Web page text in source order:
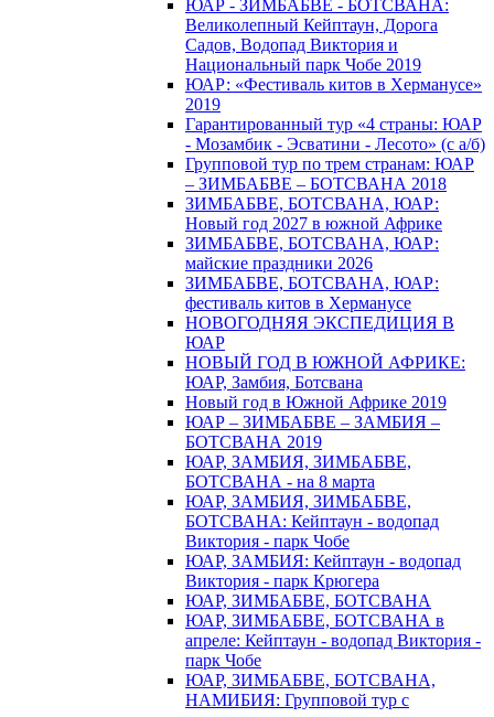
ЮАР - ЗИМБАБВЕ - БОТСВАНА:
Великолепный Кейптаун, Дорога
Садов, Водопад Виктория и
Национальный парк Чобе 2019
ЮАР: «Фестиваль китов в Херманусе»
2019
Гарантированный тур «4 страны: ЮАР
- Мозамбик - Эсватини - Лесото» (с а/б)
Групповой тур по трем странам: ЮАР
– ЗИМБАБВЕ – БОТСВАНА 2018
ЗИМБАБВЕ, БОТСВАНА, ЮАР:
Новый год 2027 в южной Африке
ЗИМБАБВЕ, БОТСВАНА, ЮАР:
майские праздники 2026
ЗИМБАБВЕ, БОТСВАНА, ЮАР:
фестиваль китов в Херманусе
НОВОГОДНЯЯ ЭКСПЕДИЦИЯ В
ЮАР
НОВЫЙ ГОД В ЮЖНОЙ АФРИКЕ:
ЮАР, Замбия, Ботсвана
Новый год в Южной Африке 2019
ЮАР – ЗИМБАБВЕ – ЗАМБИЯ –
БОТСВАНА 2019
ЮАР, ЗАМБИЯ, ЗИМБАБВЕ,
БОТСВАНА - на 8 марта
ЮАР, ЗАМБИЯ, ЗИМБАБВЕ,
БОТСВАНА: Кейптаун - водопад
Виктория - парк Чобе
ЮАР, ЗАМБИЯ: Кейптаун - водопад
Виктория - парк Крюгера
ЮАР, ЗИМБАБВЕ, БОТСВАНА
ЮАР, ЗИМБАБВЕ, БОТСВАНА в
апреле: Кейптаун - водопад Виктория -
парк Чобе
ЮАР, ЗИМБАБВЕ, БОТСВАНА,
НАМИБИЯ: Групповой тур с